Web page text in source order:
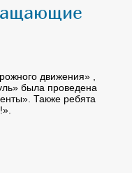
движения» ,
была проведена
Также ребята